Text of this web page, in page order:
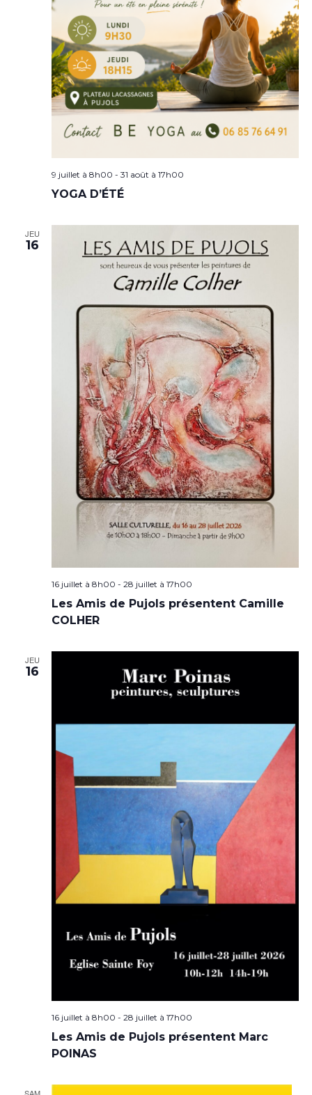
9 juillet à 8h00 - 31 août à 17h00
YOGA D’ÉTÉ
JEU
16
16 juillet à 8h00 - 28 juillet à 17h00
Les Amis de Pujols présentent Camille
COLHER
JEU
16
16 juillet à 8h00 - 28 juillet à 17h00
Les Amis de Pujols présentent Marc
POINAS
SAM